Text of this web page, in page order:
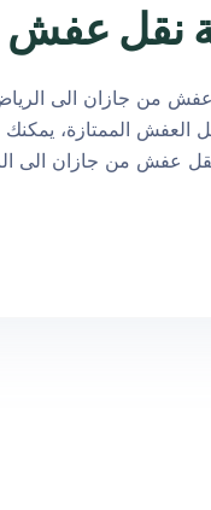
من جازان الى
الممتازة،